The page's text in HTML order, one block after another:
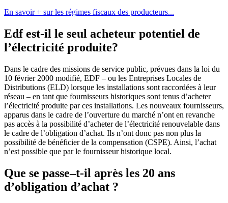
En savoir + sur les régimes fiscaux des producteurs...
Edf est-il le seul acheteur potentiel de
l’électricité produite?
Dans le cadre des missions de service public, prévues dans la loi du
10 février 2000 modifié, EDF – ou les Entreprises Locales de
Distributions (ELD) lorsque les installations sont raccordées à leur
réseau – en tant que fournisseurs historiques sont tenus d’acheter
l’électricité produite par ces installations. Les nouveaux fournisseurs,
apparus dans le cadre de l’ouverture du marché n’ont en revanche
pas accès à la possibilité d’acheter de l’électricité renouvelable dans
le cadre de l’obligation d’achat. Ils n’ont donc pas non plus la
possibilité de bénéficier de la compensation (CSPE). Ainsi, l’achat
n’est possible que par le fournisseur historique local.
Que se passe–t-il après les 20 ans
d’obligation d’achat ?